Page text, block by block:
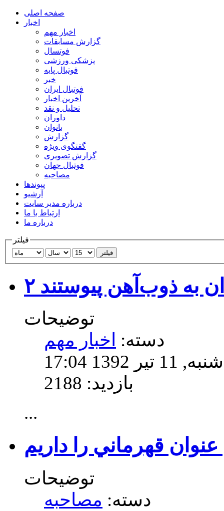
صفحه اصلی
اخبار
اخبار مهم
گزارش مسابقات
فوتسال
پزشکی ورزشی
فوتبال پایه
خبر
فوتبال ایران
آخرین اخبار
تحلیل و نقد
داوران
بانوان
گزارش
گفتگوی ویژه
گزارش تصویری
فوتبال جهان
مصاحبه
پیوندها
آرشیو
درباره مدیر سایت
ارتباط با ما
درباره ما
فیلتر
فیلتر
به ذوب‌آهن پیوستند
توضیحات
دسته: اخبار مهم
17:04
بازدید: 2188
...
قهرماني را داريم
توضیحات
دسته: مصاحبه